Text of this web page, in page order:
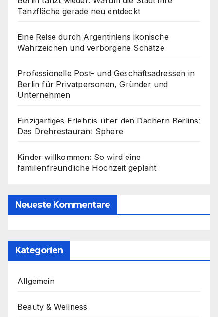
Tanzfläche gerade neu entdeckt
Eine Reise durch Argentiniens ikonische
Wahrzeichen und verborgene Schätze
Professionelle Post- und Geschäftsadressen in
Berlin für Privatpersonen, Gründer und
Unternehmen
Einzigartiges Erlebnis über den Dächern Berlins:
Das Drehrestaurant Sphere
Kinder willkommen: So wird eine
familienfreundliche Hochzeit geplant
Neueste Kommentare
Kategorien
Allgemein
Beauty & Wellness